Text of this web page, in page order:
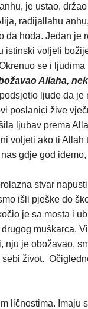
je ustao,
radijallahu
hoda. Jedan je
istinski voljeli
se i ljudima
Allaha,
ljude da
poslanici žive
ljubav prema
voljeti ako ti
gdje god
stvar
išli pješke do
je sa mosta i
muškarca.
je obožavao,
život.
ličnostima. Imaju